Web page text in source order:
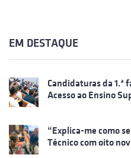
EM DESTAQUE
Candidaturas da 1.ª
Acesso ao Ensino
“Explica-me como
Técnico com oito